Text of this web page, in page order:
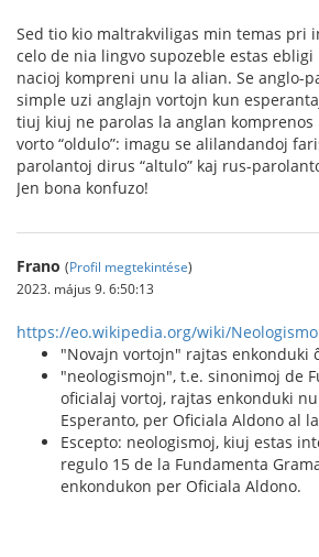
Sed tio kio maltrakviligas min temas pri
celo de nia lingvo supozeble estas
nacioj kompreni unu la alian. Se anglo-
simple uzi anglajn vortojn kun
tiuj kiuj ne parolas la anglan komprenos
vorto “oldulo”: imagu se alilandandoj
parolantoj dirus “altulo” kaj rus-
Jen bona konfuzo!
Frano (Profil megtekintése)
2023. május 9. 6:50:13
https://eo.wikipedia.org/wiki/Neologismo
"Novajn vortojn" rajtas enkonduki
"neologismojn", t.e. sinonimoj de
oficialaj vortoj, rajtas enkonduki
Esperanto, per Oficiala Aldono al
Escepto: neologismoj, kiuj estas
regulo 15 de la Fundamenta
enkondukon per Oficiala Aldono.